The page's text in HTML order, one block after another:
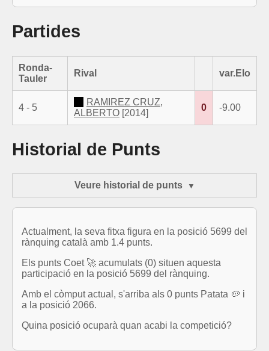
Partides
Ronda-
Tauler
Rival var.Elo
4 - 5
RAMIREZ CRUZ,
ALBERTO [2014]
0 -9.00
Historial de Punts
Veure historial de punts
Actualment, la seva fitxa figura en la posició 5699 del
rànquing català amb 1.4 punts.
Els punts Coet 🚀 acumulats (0) situen aquesta
participació en la posició 5699 del rànquing.
Amb el còmput actual, s'arriba als 0 punts Patata 🥔 i
a la posició 2066.
Quina posició ocuparà quan acabi la competició?